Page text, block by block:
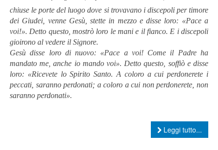
chiuse le porte del luogo dove si trovavano i discepoli per timore
dei Giudei, venne Gesù, stette in mezzo e disse loro: «Pace a
voi!». Detto questo, mostrò loro le mani e il fianco. E i discepoli
gioirono al vedere il Signore.
Gesù disse loro di nuovo: «Pace a voi! Come il Padre ha
mandato me, anche io mando voi». Detto questo, soffiò e disse
loro: «Ricevete lo Spirito Santo. A coloro a cui perdonerete i
peccati, saranno perdonati; a coloro a cui non perdonerete, non
saranno perdonati».
Leggi tutto...